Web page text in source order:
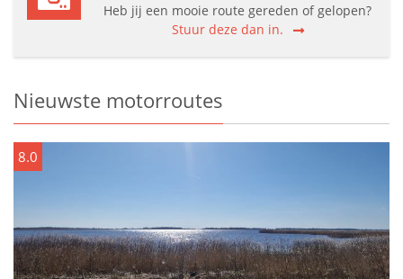
Heb jij een mooie route gereden of gelopen?
Stuur deze dan in.
Nieuwste motorroutes
8.0